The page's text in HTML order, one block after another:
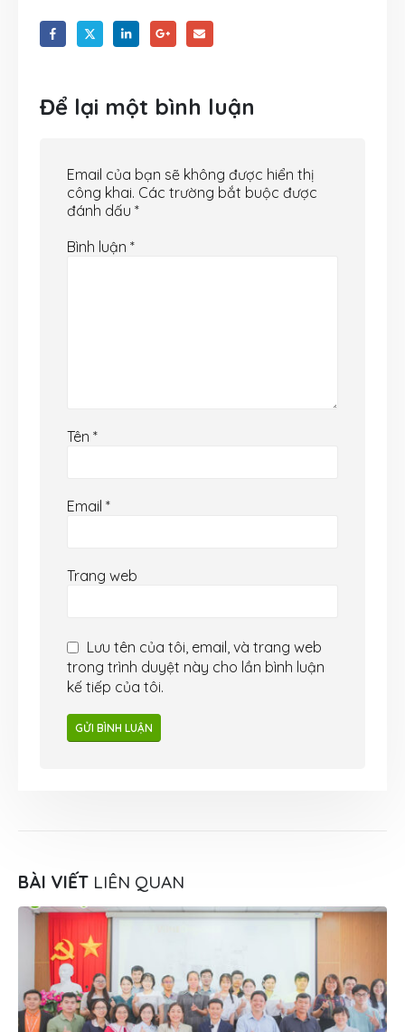
Để lại một bình luận
Email của bạn sẽ không được hiển thị
công khai. Các trường bắt buộc được
đánh dấu *
Bình luận *
Tên *
Email *
Trang web
Lưu tên của tôi, email, và trang web
trong trình duyệt này cho lần bình luận
kế tiếp của tôi.
BÀI VIẾT LIÊN QUAN